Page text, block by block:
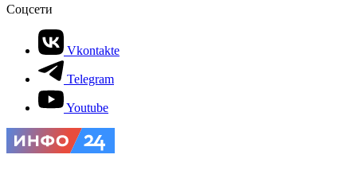
Соцсети
Vkontakte
Telegram
Youtube